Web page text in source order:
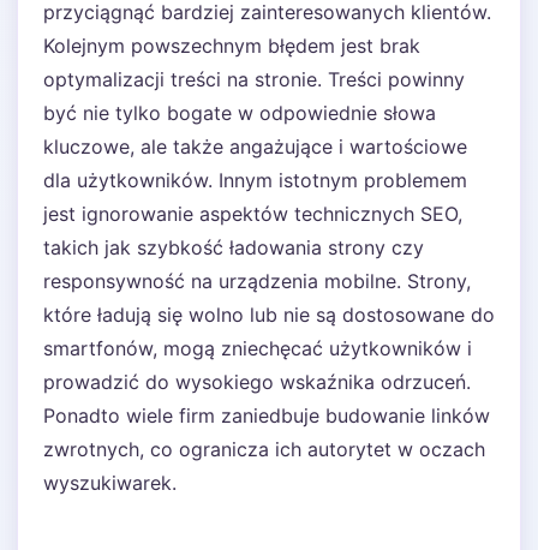
przyciągnąć bardziej zainteresowanych klientów.
Kolejnym powszechnym błędem jest brak
optymalizacji treści na stronie. Treści powinny
być nie tylko bogate w odpowiednie słowa
kluczowe, ale także angażujące i wartościowe
dla użytkowników. Innym istotnym problemem
jest ignorowanie aspektów technicznych SEO,
takich jak szybkość ładowania strony czy
responsywność na urządzenia mobilne. Strony,
które ładują się wolno lub nie są dostosowane do
smartfonów, mogą zniechęcać użytkowników i
prowadzić do wysokiego wskaźnika odrzuceń.
Ponadto wiele firm zaniedbuje budowanie linków
zwrotnych, co ogranicza ich autorytet w oczach
wyszukiwarek.